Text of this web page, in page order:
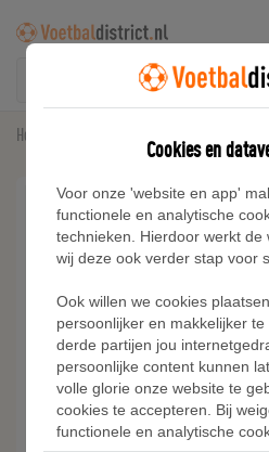
Home
Cookies en
Voor onze 'website en app'
functionele en analytische
technieken. Hierdoor werkt de
wij deze ook verder stap voor
Ook willen we cookies
persoonlijker en makkelijker
derde partijen jou
persoonlijke content kunnen
volle glorie onze website te
cookies te accepteren. Bij
functionele en analytische